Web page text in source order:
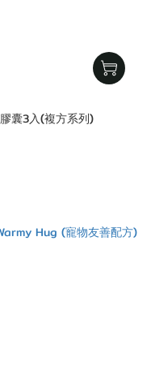
囊3入(複方系列)